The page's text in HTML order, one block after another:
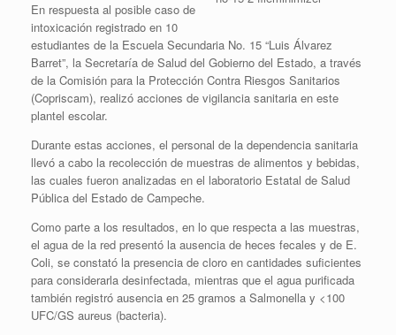
En respuesta al posible caso de
intoxicación registrado en 10
estudiantes de la Escuela Secundaria No. 15 “Luis Álvarez
Barret”, la Secretaría de Salud del Gobierno del Estado, a través
de la Comisión para la Protección Contra Riesgos Sanitarios
(Copriscam), realizó acciones de vigilancia sanitaria en este
plantel escolar.
Durante estas acciones, el personal de la dependencia sanitaria
llevó a cabo la recolección de muestras de alimentos y bebidas,
las cuales fueron analizadas en el laboratorio Estatal de Salud
Pública del Estado de Campeche.
Como parte a los resultados, en lo que respecta a las muestras,
el agua de la red presentó la ausencia de heces fecales y de E.
Coli, se constató la presencia de cloro en cantidades suficientes
para considerarla desinfectada, mientras que el agua purificada
también registró ausencia en 25 gramos a Salmonella y <100
UFC/GS aureus (bacteria).